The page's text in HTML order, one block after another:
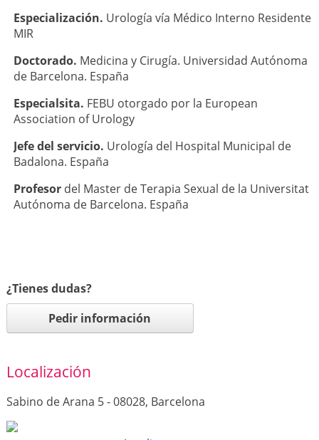
Especialización. Urología vía Médico Interno Residente
MIR
Doctorado. Medicina y Cirugía. Universidad Autónoma
de Barcelona. España
Especialsita. FEBU otorgado por la European
Association of Urology
Jefe del servicio. Urología del Hospital Municipal de
Badalona. España
Profesordel Master de Terapia Sexual de la Universitat
Autónoma de Barcelona. España
¿Tienes dudas?
Pedir información
Localización
Sabino de Arana 5 - 08028, Barcelona